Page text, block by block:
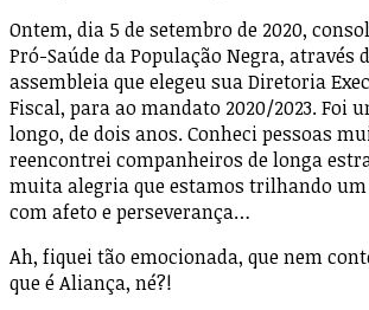
Ontem, dia 5 de setembro de 2020,
Pró-Saúde da População Negra, através
assembleia que elegeu sua Diretoria
Fiscal, para ao mandato 2020/2023. Foi
longo, de dois anos. Conheci pessoas
reencontrei companheiros de longa
muita alegria que estamos trilhando um
com afeto e perseverança…
Ah, fiquei tão emocionada, que nem
que é Aliança, né?!